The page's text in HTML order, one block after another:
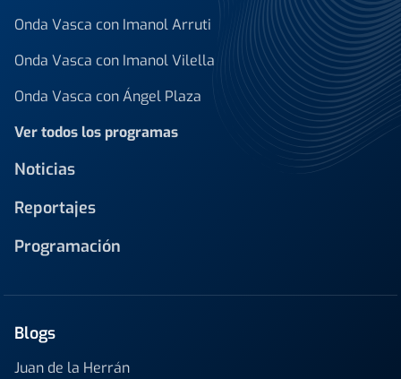
Onda Vasca con Imanol Arruti
Onda Vasca con Imanol Vilella
Onda Vasca con Ángel Plaza
Ver todos los programas
Noticias
Reportajes
Programación
Blogs
Juan de la Herrán